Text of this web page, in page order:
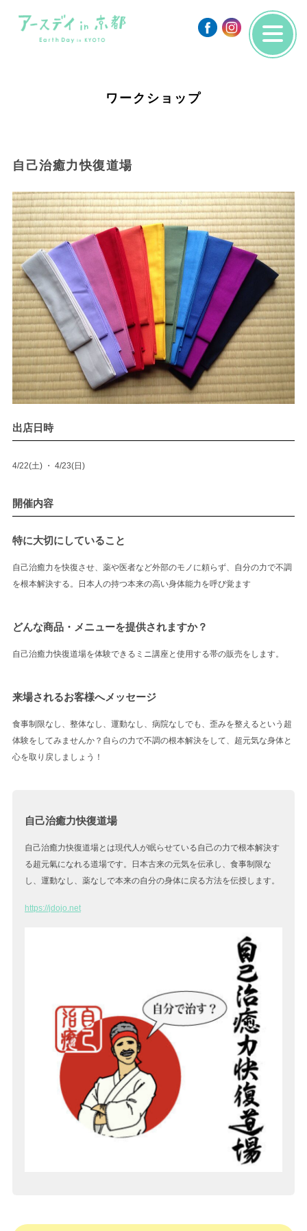
ワークショップ
自己治癒力快復道場
出店日時
4/22(土) ・ 4/23(日)
開催内容
特に大切にしていること
自己治癒力を快復させ、薬や医者など外部のモノに頼らず、自分の力で不調
を根本解決する。日本人の持つ本来の高い身体能力を呼び覚ます
どんな商品・メニューを提供されますか？
自己治癒力快復道場を体験できるミニ講座と使用する帯の販売をします。
来場されるお客様へメッセージ
食事制限なし、整体なし、運動なし、病院なしでも、歪みを整えるという超
体験をしてみませんか？自らの力で不調の根本解決をして、超元気な身体と
心を取り戻しましょう！
自己治癒力快復道場
自己治癒力快復道場とは現代人が眠らせている自己の力で根本解決す
る超元氣になれる道場です。日本古来の元気を伝承し、食事制限な
し、運動なし、薬なしで本来の自分の身体に戻る方法を伝授します。
https://jdojo.net